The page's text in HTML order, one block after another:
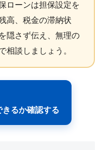
ローンは担保設定を
高、税金の滞納状
隠さず伝え、無理の
相談しましょう。
るか確認する